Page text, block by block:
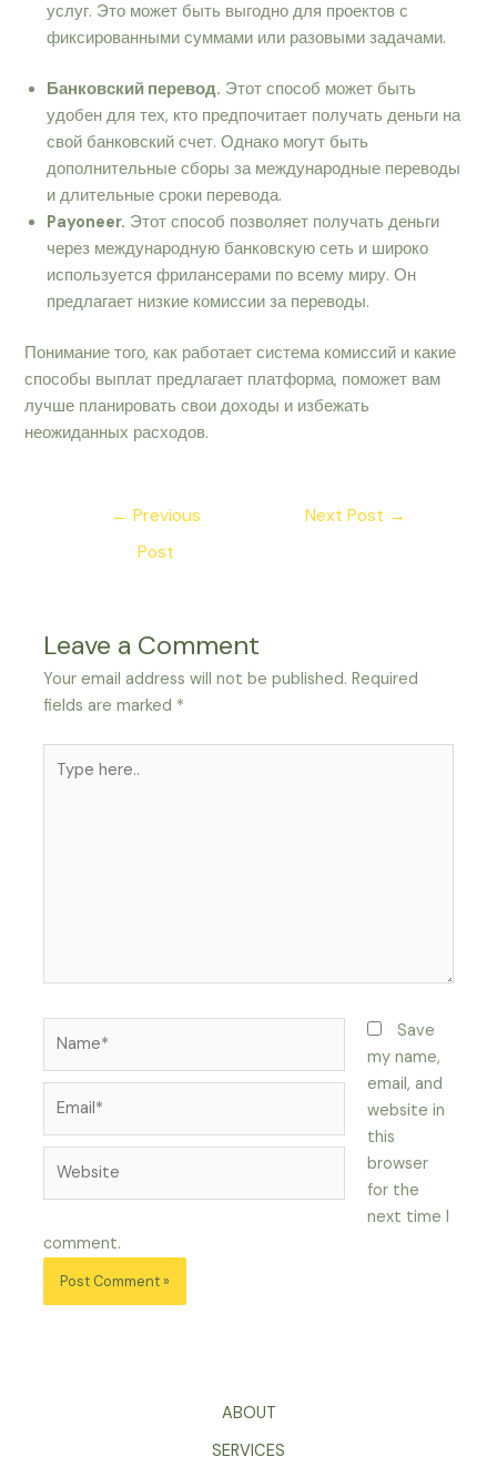
услуг. Это может быть выгодно для проектов с
фиксированными суммами или разовыми задачами.
Банковский перевод. Этот способ может быть
удобен для тех, кто предпочитает получать деньги на
свой банковский счет. Однако могут быть
дополнительные сборы за международные переводы
и длительные сроки перевода.
Payoneer. Этот способ позволяет получать деньги
через международную банковскую сеть и широко
используется фрилансерами по всему миру. Он
предлагает низкие комиссии за переводы.
Понимание того, как работает система комиссий и какие
способы выплат предлагает платформа, поможет вам
лучше планировать свои доходы и избежать
неожиданных расходов.
← Previous
Post
Next Post →
Leave a Comment
Your email address will not be published. Required
fields are marked *
here..
Save
my name,
email, and
website in
this
browser
for the
next time I
comment.
ABOUT
SERVICES